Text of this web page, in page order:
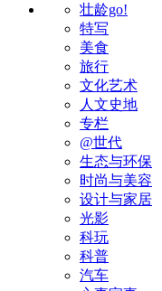
壮龄go!
特写
美食
旅行
文化艺术
人文史地
专栏
@世代
生态与环保
时尚与美容
设计与家居
光影
科玩
科普
汽车